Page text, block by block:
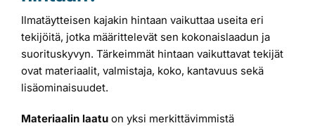
Ilmatäytteisen kajakin hintaan vaikuttaa useita eri
tekijöitä, jotka määrittelevät sen kokonaislaadun ja
suorituskyvyn. Tärkeimmät hintaan vaikuttavat tekijät
ovat materiaalit, valmistaja, koko, kantavuus sekä
lisäominaisuudet.
Materiaalin laatu on yksi merkittävimmistä